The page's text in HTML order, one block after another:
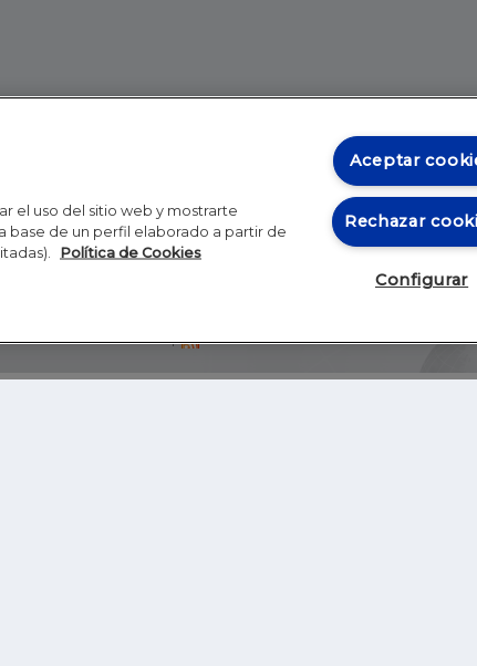
Inicio RSS
el uso del sitio web y mostrarte
base de un perfil elaborado a partir de
Política de Cookies
Aceptar
Rechazar
Configurar